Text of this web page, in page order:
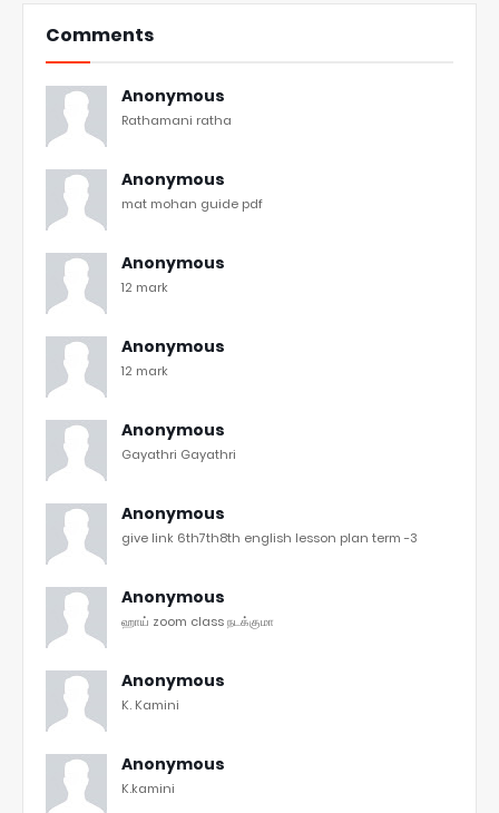
Comments
Anonymous
Rathamani ratha
Anonymous
mat mohan guide pdf
Anonymous
12 mark
Anonymous
12 mark
Anonymous
Gayathri Gayathri
Anonymous
give link 6th7th8th english lesson plan term -3
Anonymous
ஹாய் zoom class நடக்குமா
Anonymous
K. Kamini
Anonymous
K.kamini